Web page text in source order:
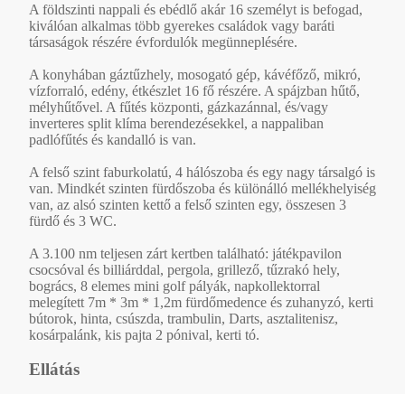
A földszinti nappali és ebédlő akár 16 személyt is befogad,
kiválóan alkalmas több gyerekes családok vagy baráti
társaságok részére évfordulók megünneplésére.
A konyhában gáztűzhely, mosogató gép, kávéfőző, mikró,
vízforraló, edény, étkészlet 16 fő részére. A spájzban hűtő,
mélyhűtővel. A fűtés központi, gázkazánnal, és/vagy
inverteres split klíma berendezésekkel, a nappaliban
padlófűtés és kandalló is van.
A felső szint faburkolatú, 4 hálószoba és egy nagy társalgó is
van. Mindkét szinten fürdőszoba és különálló mellékhelyiség
van, az alsó szinten kettő a felső szinten egy, összesen 3
fürdő és 3 WC.
A 3.100 nm teljesen zárt kertben található: játékpavilon
csocsóval és billiárddal, pergola, grillező, tűzrakó hely,
bogrács, 8 elemes mini golf pályák, napkollektorral
melegített 7m * 3m * 1,2m fürdőmedence és zuhanyzó, kerti
bútorok, hinta, csúszda, trambulin, Darts, asztalitenisz,
kosárpalánk, kis pajta 2 pónival, kerti tó.
Ellátás